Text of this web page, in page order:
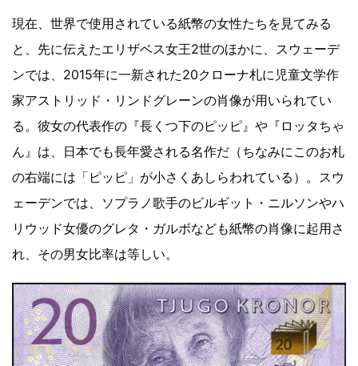
現在、世界で使用されている紙幣の女性たちを見てみる
と、先に伝えたエリザベス女王2世のほかに、スウェーデ
ンでは、2015年に一新された20クローナ札に児童文学作
家アストリッド・リンドグレーンの肖像が用いられてい
る。彼女の代表作の『長くつ下のピッピ』や『ロッタちゃ
ん』は、日本でも長年愛される名作だ（ちなみにこのお札
の右端には「ピッピ」が小さくあしらわれている）。スウ
ェーデンでは、ソプラノ歌手のビルギット・ニルソンやハ
リウッド女優のグレタ・ガルボなども紙幣の肖像に起用さ
れ、その男女比率は等しい。